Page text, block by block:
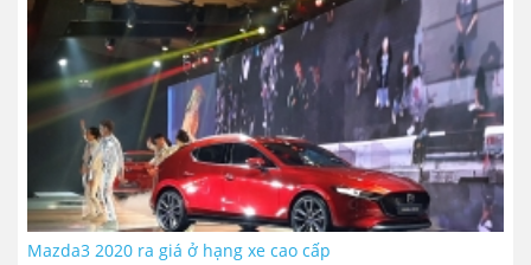
Mazda3 2020 ra giá ở hạng xe cao cấp